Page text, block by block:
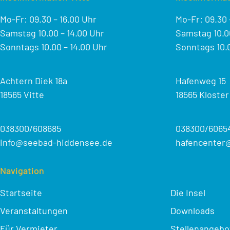
Mo-Fr: 09.30 – 16.00 Uhr
Samstag 10.00 – 14.00 Uhr
Sonntags 10.00 – 14.00 Uhr
Achtern Diek 18a
18565 Vitte
038300/608685
info@seebad-hiddensee.de
Mo-Fr: 09.30
Samstag
Sonntags
Hafenweg 15
18565 Kloster
038300/
Navigation
Startseite
Die Insel
Veranstaltungen
Downloads